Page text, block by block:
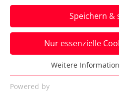
Seit dem 22. März
Anwendung bei
Store gratis
Verfasst von: Manuel Wachta,
Speichern &
Nur essenzielle
Essenziell
Essenzielle Cookies werden
Weitere
Powered by